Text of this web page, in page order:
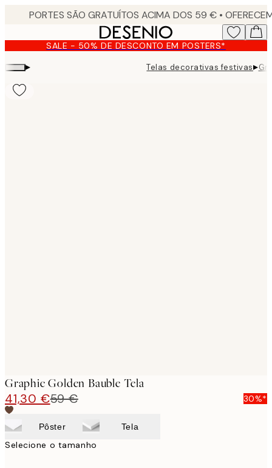
content. SALE - 50% DE DESCONTO EM POSTERS*
▸ Telas decorativas festivas▸
Graphic Golden Bauble Tela
41,30 €59 € 30%*
Pôster Tela
Selecione o tamanho